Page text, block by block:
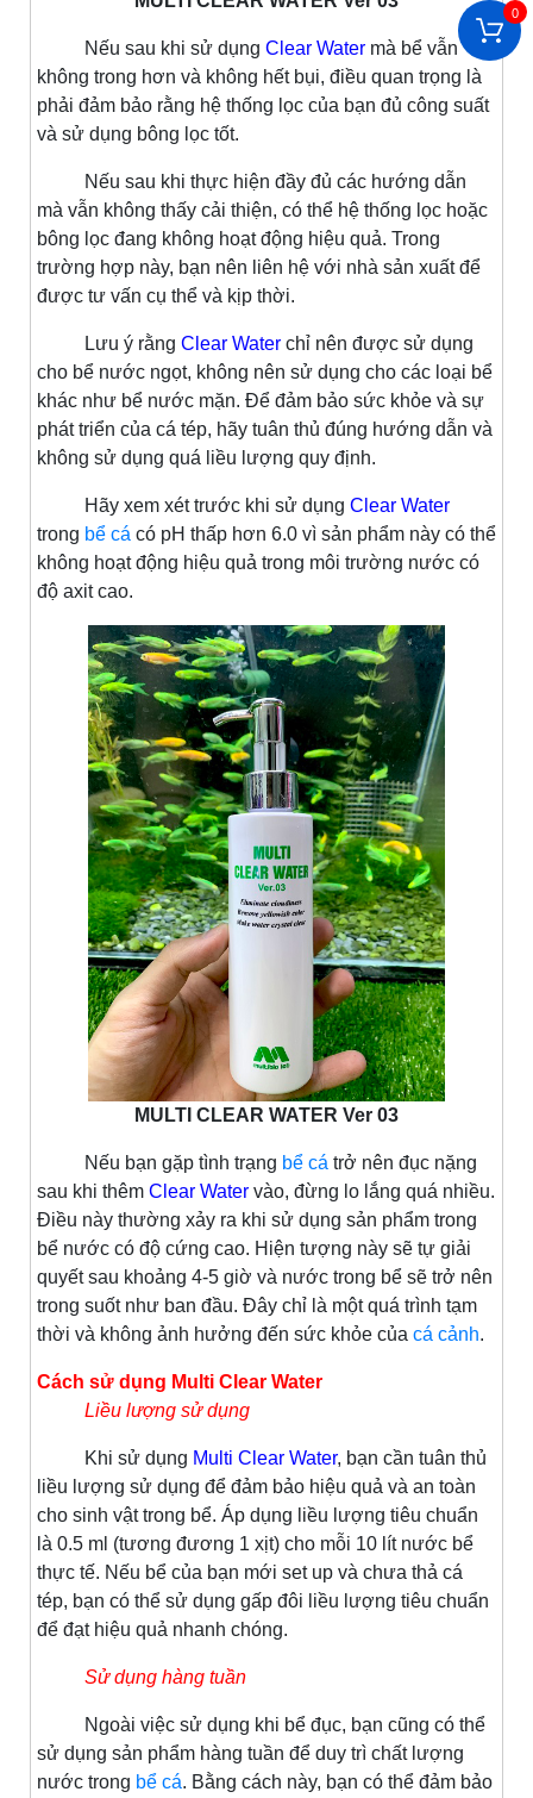
Nếu sau khi sử dụng Clear Water mà bể vẫn
không trong hơn và không hết bụi, điều quan trọng là
phải đảm bảo rằng hệ thống lọc của bạn đủ công suất
và sử dụng bông lọc tốt.
Nếu sau khi thực hiện đầy đủ các hướng dẫn
mà vẫn không thấy cải thiện, có thể hệ thống lọc hoặc
bông lọc đang không hoạt động hiệu quả. Trong
trường hợp này, bạn nên liên hệ với nhà sản xuất để
được tư vấn cụ thể và kịp thời.
Lưu ý rằng Clear Water chỉ nên được sử dụng
cho bể nước ngọt, không nên sử dụng cho các loại bể
khác như bể nước mặn. Để đảm bảo sức khỏe và sự
phát triển của cá tép, hãy tuân thủ đúng hướng dẫn và
không sử dụng quá liều lượng quy định.
Hãy xem xét trước khi sử dụng Clear Water
trong bể cá có pH thấp hơn 6.0 vì sản phẩm này có thể
không hoạt động hiệu quả trong môi trường nước có
độ axit cao.
MULTI CLEAR WATER Ver 03
Nếu bạn gặp tình trạng bể cá trở nên đục nặng
sau khi thêm Clear Water vào, đừng lo lắng quá nhiều.
Điều này thường xảy ra khi sử dụng sản phẩm trong
bể nước có độ cứng cao. Hiện tượng này sẽ tự giải
quyết sau khoảng 4-5 giờ và nước trong bể sẽ trở nên
trong suốt như ban đầu. Đây chỉ là một quá trình tạm
thời và không ảnh hưởng đến sức khỏe của cá cảnh.
Cách sử dụng Multi Clear Water
Liều lượng sử dụng
Khi sử dụng Multi Clear Water, bạn cần tuân thủ
liều lượng sử dụng để đảm bảo hiệu quả và an toàn
cho sinh vật trong bể. Áp dụng liều lượng tiêu chuẩn
là 0.5 ml (tương đương 1 xịt) cho mỗi 10 lít nước bể
thực tế. Nếu bể của bạn mới set up và chưa thả cá
tép, bạn có thể sử dụng gấp đôi liều lượng tiêu chuẩn
để đạt hiệu quả nhanh chóng.
Sử dụng hàng tuần
Ngoài việc sử dụng khi bể đục, bạn cũng có thể
sử dụng sản phẩm hàng tuần để duy trì chất lượng
nước trong bể cá. Bằng cách này, bạn có thể đảm bảo
0